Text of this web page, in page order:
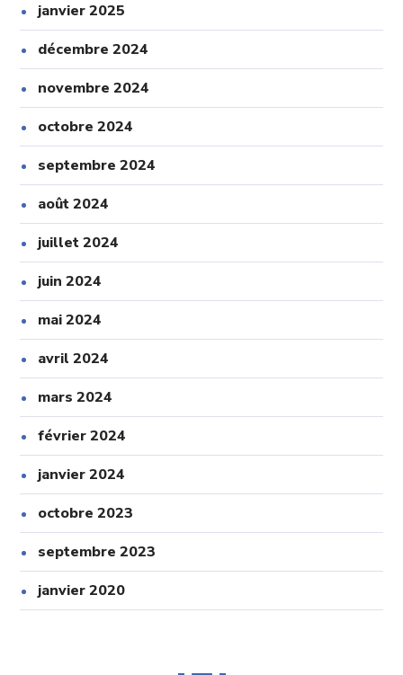
janvier 2025
décembre 2024
novembre 2024
octobre 2024
septembre 2024
août 2024
juillet 2024
juin 2024
mai 2024
avril 2024
mars 2024
février 2024
janvier 2024
octobre 2023
septembre 2023
janvier 2020